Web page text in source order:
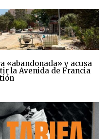
«abandonada» y acusa
la Avenida de Francia